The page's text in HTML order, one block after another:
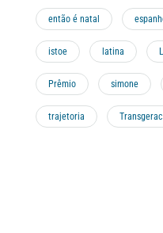
então é natal
istoe latina
Prêmio simone
trajetoria